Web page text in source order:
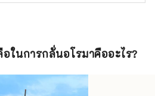
โปรเจ็กต์นี้ใช้ NFT และ
Card NFT🍊 ให้กับผู้เข้า
ในท้องถิ่นและผู้มีส่วนร่วมใน
ำเสนอโอกาสที่
ของนากาจิมะต่อไป เช่น
ในการกลั่นอโรมาคืออะไร?